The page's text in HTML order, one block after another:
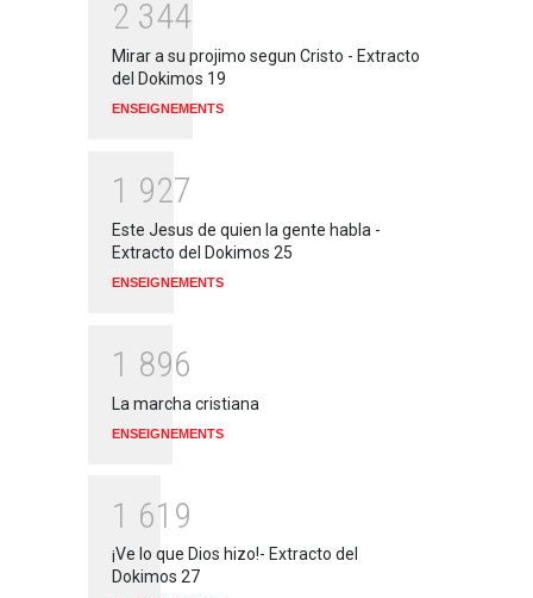
2 344
Mirar a su projimo segun Cristo - Extracto
del Dokimos 19
ENSEIGNEMENTS
1 927
Este Jesus de quien la gente habla -
Extracto del Dokimos 25
ENSEIGNEMENTS
1 896
La marcha cristiana
ENSEIGNEMENTS
1 61 9
¡Ve lo que Dios hizo!- Extracto del
Dokimos 27